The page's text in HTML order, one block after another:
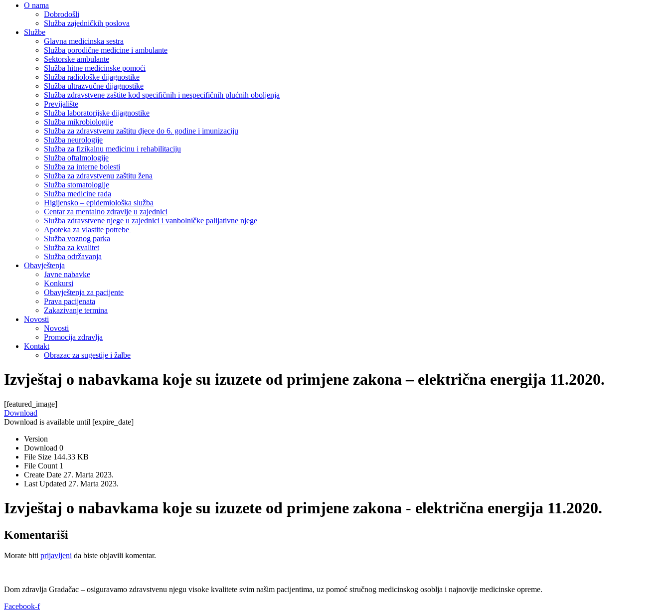
O nama
Dobrodošli
Služba zajedničkih poslova
Službe
Glavna medicinska sestra
Služba porodične medicine i ambulante
Sektorske ambulante
Služba hitne medicinske pomoći
Služba radiološke dijagnostike
Služba ultrazvučne dijagnostike
Služba zdravstvene zaštite kod specifičnih i nespecifičnih plućnih oboljenja
Previjalište
Služba laboratorijske dijagnostike
Služba mikrobiologije
Služba za zdravstvenu zaštitu djece do 6. godine i imunizaciju
Služba neurologije
Služba za fizikalnu medicinu i rehabilitaciju
Služba oftalmologije
Služba za interne bolesti
Služba za zdravstvenu zaštitu žena
Služba stomatologije
Služba medicine rada
Higijensko – epidemiološka služba
Centar za mentalno zdravlje u zajednici
Služba zdravstvene njege u zajednici i vanbolničke palijativne njege
Apoteka za vlastite potrebe
Služba voznog parka
Služba za kvalitet
Služba održavanja
Obavještenja
Javne nabavke
Konkursi
Obavještenja za pacijente
Prava pacijenata
Zakazivanje termina
Novosti
Novosti
Promocija zdravlja
Kontakt
Obrazac za sugestije i žalbe
Izvještaj o nabavkama koje su izuzete od primjene zakona – električna energija 11.2020.
[featured_image]
Download
Download is available until [expire_date]
Version
Download 0
File Size 144.33 KB
File Count 1
Create Date 27. Marta 2023.
Last Updated 27. Marta 2023.
Izvještaj o nabavkama koje su izuzete od primjene zakona - električna energija 11.2020.
Komentariši
Morate biti prijavljeni da biste objavili komentar.
Dom zdravlja Gradačac – osiguravamo zdravstvenu njegu visoke kvalitete svim našim pacijentima, uz pomoć stručnog medicinskog osoblja i najnovije medicinske opreme.
Facebook-f